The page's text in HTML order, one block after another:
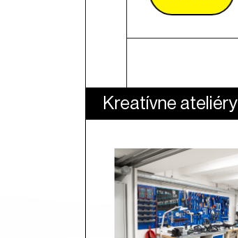
Kreatívne ateliéry